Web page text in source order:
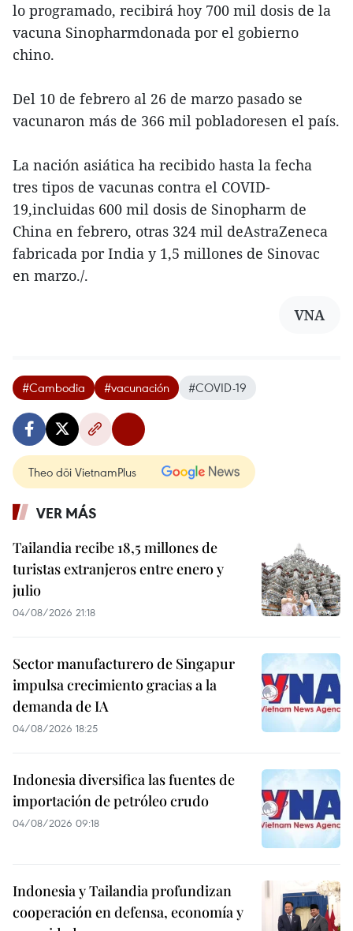
lo programado, recibirá hoy 700 mil dosis de la
vacuna Sinopharmdonada por el gobierno
chino.
Del 10 de febrero al 26 de marzo pasado se
vacunaron más de 366 mil pobladoresen el país.
La nación asiática ha recibido hasta la fecha
tres tipos de vacunas contra el COVID-
19,incluidas 600 mil dosis de Sinopharm de
China en febrero, otras 324 mil deAstraZeneca
fabricada por India y 1,5 millones de Sinovac
en marzo./.
VNA
#Cambodia #vacunación #COVID-19
Theo dõi VietnamPlus
VER MÁS
Tailandia recibe 18,5 millones de
turistas extranjeros entre enero y
julio
04/08/2026 21:18
Sector manufacturero de Singapur
impulsa crecimiento gracias a la
demanda de IA
04/08/2026 18:25
Indonesia diversifica las fuentes de
importación de petróleo crudo
04/08/2026 09:18
Indonesia y Tailandia profundizan
cooperación en defensa, economía y